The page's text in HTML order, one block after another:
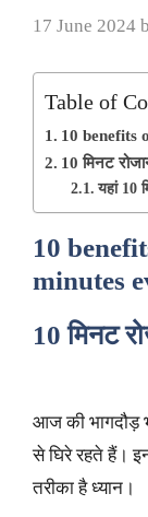
17 June 2024
Table of
10 benefits
10 मिनट
यहां 10
10
minutes
10 मिनट
आज की भागदौड़
से घिरे रहते हैं।
तरीका है ध्यान।